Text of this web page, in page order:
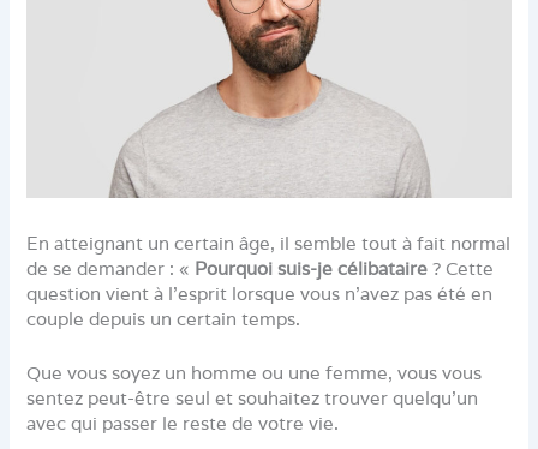
En atteignant un certain âge, il semble tout à fait normal
de se demander : « Pourquoi suis-je célibataire ? Cette
question vient à l’esprit lorsque vous n’avez pas été en
couple depuis un certain temps.
Que vous soyez un homme ou une femme, vous vous
sentez peut-être seul et souhaitez trouver quelqu’un
avec qui passer le reste de votre vie.